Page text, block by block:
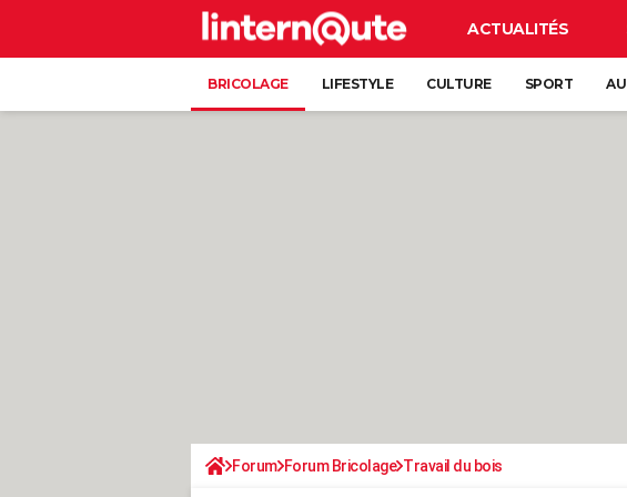
ACTUALITÉS
BRICOLAGE LIFESTYLE CULTURE SPORT
Forum Forum Bricolage Travail du bois